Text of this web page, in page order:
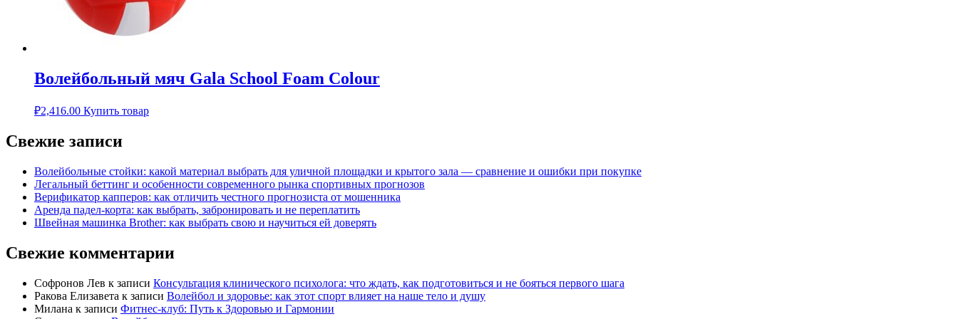
Волейбольный мяч Gala School Foam Colour
₽2,416.00 Купить товар
Свежие записи
Волейбольные стойки: какой материал выбрать для уличной площадки и крытого зала — сравнение и ошибки при покупке
Легальный беттинг и особенности современного рынка спортивных прогнозов
Верификатор капперов: как отличить честного прогнозиста от мошенника
Аренда падел-корта: как выбрать, забронировать и не переплатить
Швейная машинка Brother: как выбрать свою и научиться ей доверять
Свежие комментарии
Софронов Лев к записи Консультация клинического психолога: что ждать, как подготовиться и не бояться первого шага
Ракова Елизавета к записи Волейбол и здоровье: как этот спорт влияет на наше тело и душу
Милана к записи Фитнес-клуб: Путь к Здоровью и Гармонии